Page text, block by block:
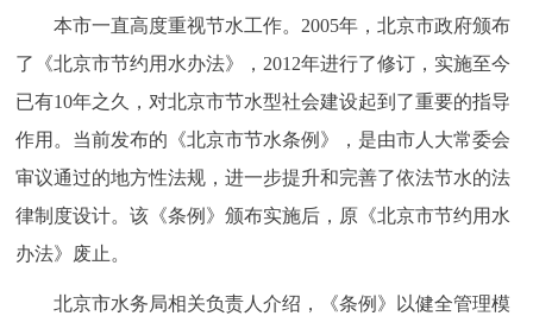
北京概况 十六区概览 人文北京
绿色北京 图说北京 视频北京
多语种
ENGLISH 한국어 日本語
本市一直高度重视节水工作。2005年，北京市政府颁布
了《北京市节约用水办法》，2012年进行了修订，实施至今
已有10年之久，对北京市节水型社会建设起到了重要的指导
作用。当前发布的《北京市节水条例》，是由市人大常委会
审议通过的地方性法规，进一步提升和完善了依法节水的法
律制度设计。该《条例》颁布实施后，原《北京市节约用水
办法》废止。
北京市水务局相关负责人介绍，《条例》以健全管理模